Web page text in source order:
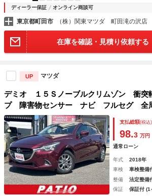
ディーラー保証 オンライン商談可
東京都町田市 （株）関東マツダ 町田滝の沢店
在庫を確認・見積り依頼する
UP マツダ
デミオ １５Ｓノーブルクリムゾン 衝突
プ 障害物センサー ナビ フルセグ 全
ラ サイドカメラ Ｂカメラ Ｂｌｕｅｔｏ
オ ＥＴＣ Ｉストップ ＬＥＤヘッドラ
チ スマキー
支払総額(税込)
98.3 万円
通常ローン
年式 2018年
車検
車検整備
整備
法定整備
保証
保証付